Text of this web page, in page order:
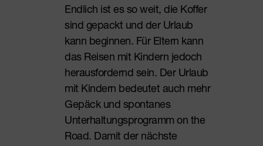
Endlich ist es so weit, die Koffer
sind gepackt und der Urlaub
kann beginnen. Für Eltern kann
das Reisen mit Kindern jedoch
herausfordernd sein. Der Urlaub
mit Kindern bedeutet auch mehr
Gepäck und spontanes
Unterhaltungsprogramm on the
Road. Damit der nächste